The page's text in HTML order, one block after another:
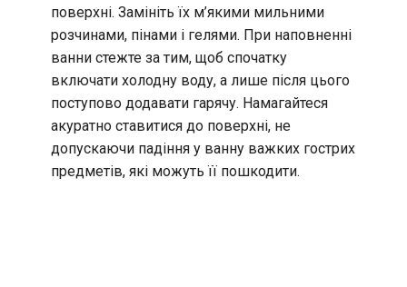
поверхні. Замініть їх м’якими мильними
розчинами, пінами і гелями. При наповненні
ванни стежте за тим, щоб спочатку
включати холодну воду, а лише після цього
поступово додавати гарячу. Намагайтеся
акуратно ставитися до поверхні, не
допускаючи падіння у ванну важких гострих
предметів, які можуть її пошкодити.